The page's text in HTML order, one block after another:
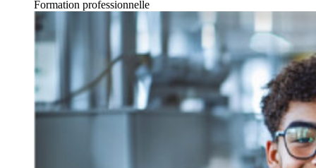
Formation professionnelle